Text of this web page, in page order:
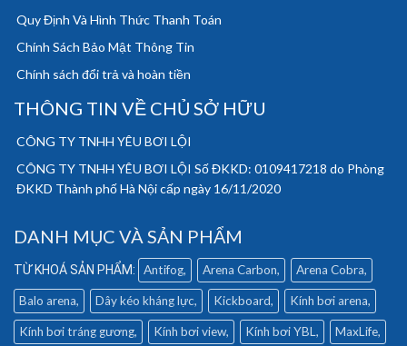
Quy Định Và Hình Thức Thanh Toán
Chính Sách Bảo Mật Thông Tin
Chính sách đổi trả và hoàn tiền
THÔNG TIN VỀ CHỦ SỞ HỮU
CÔNG TY TNHH YÊU BƠI LỘI
CÔNG TY TNHH YÊU BƠI LỘI Số ĐKKD: 0109417218 do Phòng
ĐKKD Thành phố Hà Nội cấp ngày 16/11/2020
DANH MỤC VÀ SẢN PHẨM
Antifog Arena Carbon Arena Cobra
Balo arena Dây kéo kháng lực Kickboard Kính bơi arena
Kính bơi tráng gương Kính bơi view Kính bơi YBL MaxLife